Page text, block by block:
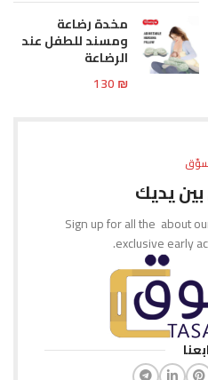
مخدة رضاعة
ومسند للطفل عند
الرضاعة
130₪
يديك
Sign up for all the about
exclusive early